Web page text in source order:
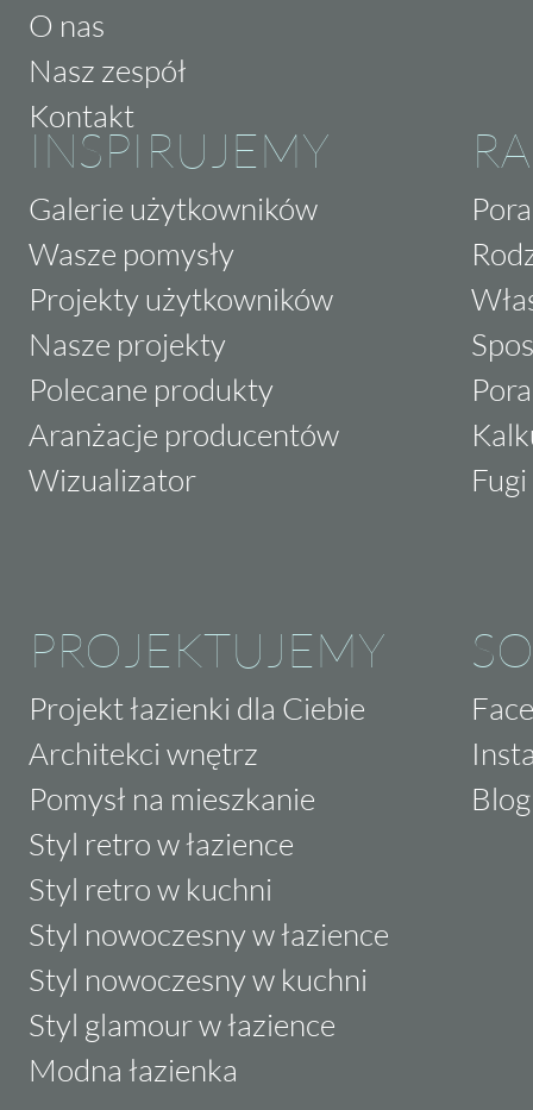
O nas
Nasz zespół
Kontakt
INSPIRUJEMY
Galerie użytkowników
Wasze pomysły
Projekty użytkowników
Nasze projekty
Polecane produkty
Aranżacje producentów
Wizualizator
PROJEKTUJEMY
Projekt łazienki dla Ciebie
Architekci wnętrz
Pomysł na mieszkanie
Styl retro w łazience
Styl retro w kuchni
Styl nowoczesny w łazience
Styl nowoczesny w kuchni
Styl glamour w łazience
Modna łazienka
Blog